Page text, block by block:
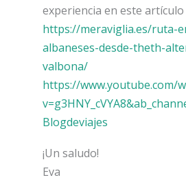
experiencia en este artículo
https://meraviglia.es/ruta-
albaneses-desde-theth-
valbona/
https://www.youtube.com/
Blogdeviajes
¡Un saludo!
Eva